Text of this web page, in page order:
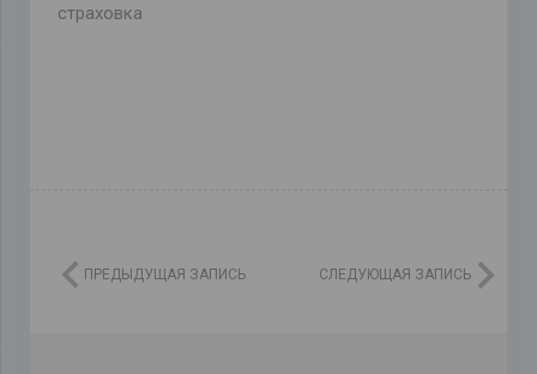
страховка
ПРЕДЫДУЩАЯ ЗАПИСЬ СЛЕДУЮЩАЯ ЗАПИСЬ